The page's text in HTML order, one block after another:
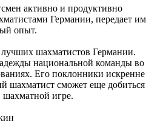
активно и продуктивно
Германии, передает им
опыт.
шахматистов Германии.
национальной команды во
Его поклонники искренне
шахматист сможет еще добиться
игре.